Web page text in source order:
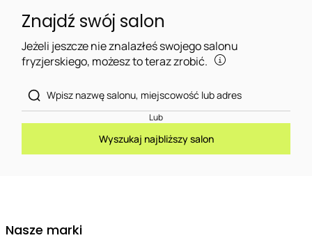
Znajdź swój salon
Jeżeli jeszcze nie znalazłeś swojego salonu
fryzjerskiego, możesz to teraz zrobić.
Lub
Wyszukaj najbliższy salon
Nasze marki